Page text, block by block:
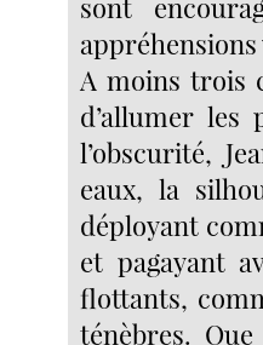
appréhensions
A moins trois
d’allumer les
l’obscurité,
eaux, la
déployant
et pagayant
flottants,
ténèbres.